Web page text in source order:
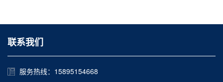
联系我们
服务热线：15895154668